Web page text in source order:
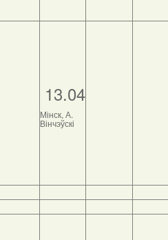
13.04
Мінск, А.
Вінчэўскі